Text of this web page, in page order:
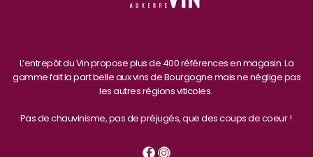
L’entrepôt du Vin propose plus de 400 références en magasin. La
gamme fait la part belle aux vins de Bourgogne mais ne néglige pas
les autres régions viticoles.
Pas de chauvinisme, pas de préjugés, que des coups de coeur !